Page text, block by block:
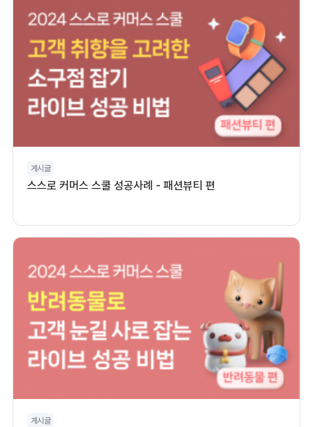
게시글
스스로 커머스 스쿨 성공사례 - 패션뷰티 편
게시글